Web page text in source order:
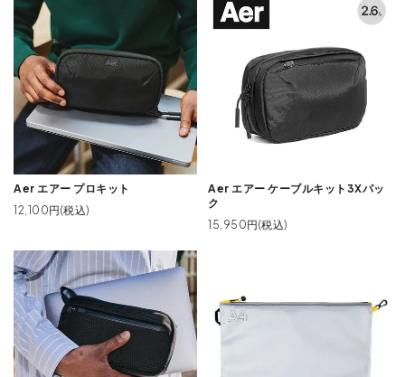
Aer エアー プロキット
12,100円(税込)
Aer エアー ケーブルキット3Xパッ
ク
15,950円(税込)